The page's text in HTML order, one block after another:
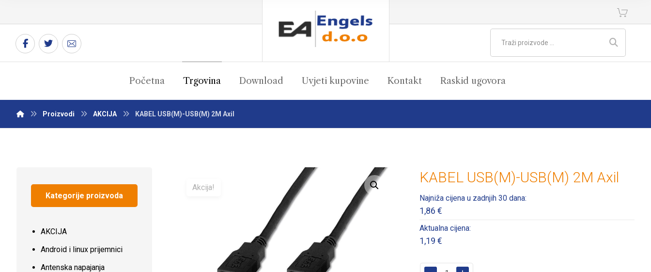
Početna Trgovina Download Uvjeti kupovine Kontakt Raskid ugovora
Proizvodi AKCIJA KABEL USB(M)-USB(M) 2M Axil
Enlarge the image
Akcija!
KABEL USB(M)-USB(M) 2M Axil
Najniža cijena u zadnjih 30 dana:
1,86€
Aktualna cijena:
1,19€
Kategorije proizvoda
AKCIJA
Android i linux prijemnici
Antenska napajanja